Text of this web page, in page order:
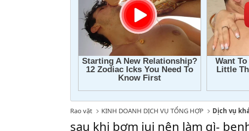
Rao vặt KINH DOANH DỊCH VỤ TỔNG HỢP Dịch vụ
sau khi bơm iui nên làm gì-